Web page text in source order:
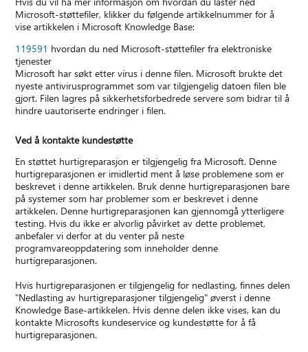
Microsoft-støttefiler, klikker du følgende artikkelnummer for å
vise artikkelen i Microsoft Knowledge Base:
119591 hvordan du ned Microsoft-støttefiler fra elektroniske
tjenester
Microsoft har søkt etter virus i denne filen. Microsoft brukte det
nyeste antivirusprogrammet som var tilgjengelig datoen filen ble
gjort. Filen lagres på sikkerhetsforbedrede servere som bidrar til å
hindre uautoriserte endringer i filen.
Ved å kontakte kundestøtte
En støttet hurtigreparasjon er tilgjengelig fra Microsoft. Denne
hurtigreparasjonen er imidlertid ment å løse problemene som er
beskrevet i denne artikkelen. Bruk denne hurtigreparasjonen bare
på systemer som har problemer som er beskrevet i denne
artikkelen. Denne hurtigreparasjonen kan gjennomgå ytterligere
testing. Hvis du ikke er alvorlig påvirket av dette problemet,
anbefaler vi derfor at du venter på neste
programvareoppdatering som inneholder denne
hurtigreparasjonen.
Hvis hurtigreparasjonen er tilgjengelig for nedlasting, finnes delen
"Nedlasting av hurtigreparasjoner tilgjengelig" øverst i denne
Knowledge Base-artikkelen. Hvis denne delen ikke vises, kan du
kontakte Microsofts kundeservice og kundestøtte for å få
hurtigreparasjonen.